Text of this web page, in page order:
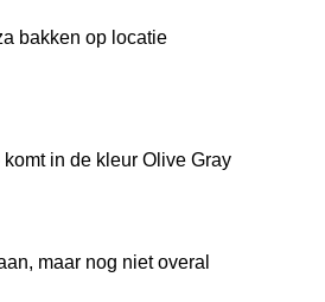
bakken op locatie
in de kleur Olive Gray
maar nog niet overal